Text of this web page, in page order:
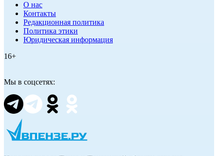
О нас
Контакты
Редакционная политика
Политика этики
Юридическая информация
16+
Мы в соцсетях: